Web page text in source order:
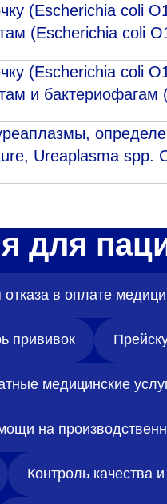
(Escherichia coli
(Escherichia coli
(Escherichia coli
и бактериофагам
Ureaplasma spp.
для
в оплате
прививок
медицинские
на
Контроль качества